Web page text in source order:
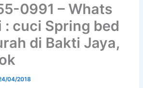
0991 – Whats
: cuci Spring bed
di Bakti Jaya,
04/2018